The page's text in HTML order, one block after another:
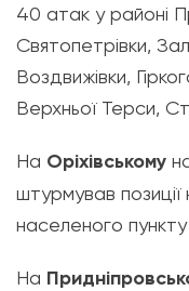
40 атак у районі
Святопетрівки,
Воздвижівки,
Верхньої Терси,
На Оріхівському
штурмував позиції
населеного
На